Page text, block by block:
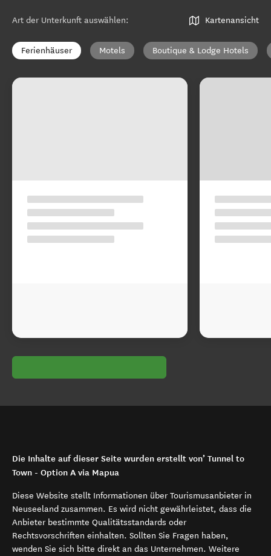
Art der Unterkunft auswählen: Kartenansicht
Ferienhäuser Motels Boutique & Lodge Hotels
Die Inhalte auf dieser Seite wurden erstellt von’ Tunnel to
Town - Option A via Mapua
Diese Website stellt Informationen über Tourismusanbieter in
Neuseeland zusammen. Es wird nicht gewährleistet, dass die
Anbieter bestimmte Qualitätsstandards oder
Rechtsvorschriften einhalten. Sollten Sie Fragen haben,
wenden Sie sich bitte direkt an das Unternehmen. Weitere